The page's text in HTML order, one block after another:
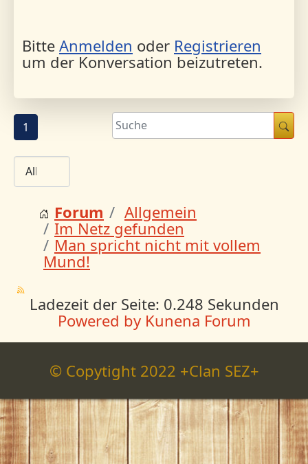
Bitte Anmelden oder Registrieren
um der Konversation beizutreten.
1
Forum
Allgemein
Im Netz gefunden
Man spricht nicht mit vollem
Mund!
Ladezeit der Seite: 0.248 Sekunden
Powered by Kunena Forum
© Copytight 2022 +Clan SEZ+